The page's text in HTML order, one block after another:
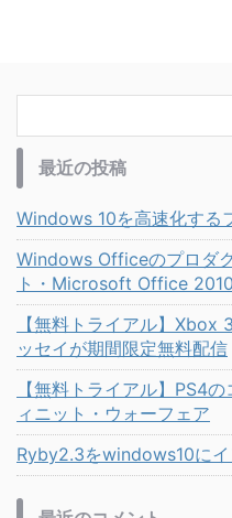
最近の投稿
Windows 10を高速化する
Windows Officeのプロダ
ト・Microsoft Office
【無料トライアル】
ッセイが期間限定無料配信
【無料トライアル】PS4
ィニット・ウォーフェア
Ryby2.3をwindows10に